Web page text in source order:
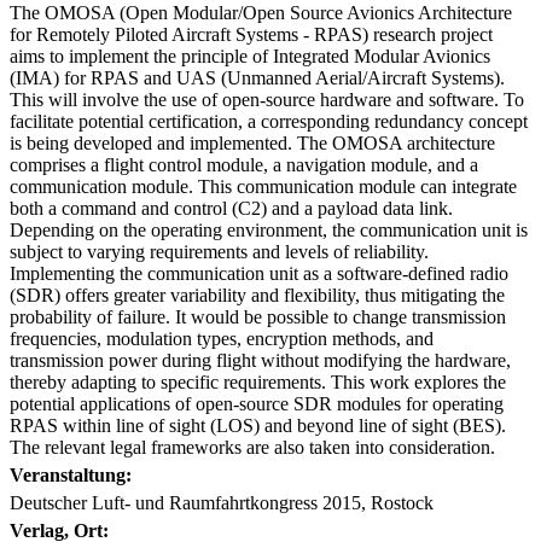
The OMOSA (Open Modular/Open Source Avionics Architecture
for Remotely Piloted Aircraft Systems - RPAS) research project
aims to implement the principle of Integrated Modular Avionics
(IMA) for RPAS and UAS (Unmanned Aerial/Aircraft Systems).
This will involve the use of open-source hardware and software. To
facilitate potential certification, a corresponding redundancy concept
is being developed and implemented. The OMOSA architecture
comprises a flight control module, a navigation module, and a
communication module. This communication module can integrate
both a command and control (C2) and a payload data link.
Depending on the operating environment, the communication unit is
subject to varying requirements and levels of reliability.
Implementing the communication unit as a software-defined radio
(SDR) offers greater variability and flexibility, thus mitigating the
probability of failure. It would be possible to change transmission
frequencies, modulation types, encryption methods, and
transmission power during flight without modifying the hardware,
thereby adapting to specific requirements. This work explores the
potential applications of open-source SDR modules for operating
RPAS within line of sight (LOS) and beyond line of sight (BES).
The relevant legal frameworks are also taken into consideration.
Veranstaltung:
Deutscher Luft- und Raumfahrtkongress 2015, Rostock
Verlag, Ort: